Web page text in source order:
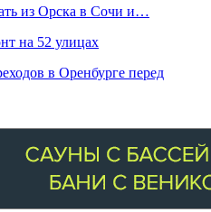
из Орска в Сочи и…
на 52 улицах
в Оренбурге перед